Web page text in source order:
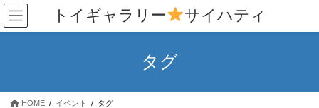
コ
ン
テ
ス
ナ
ビ
ゲ
ン
トイギャラリー サイハティ
タグ
HOME イベント タグ